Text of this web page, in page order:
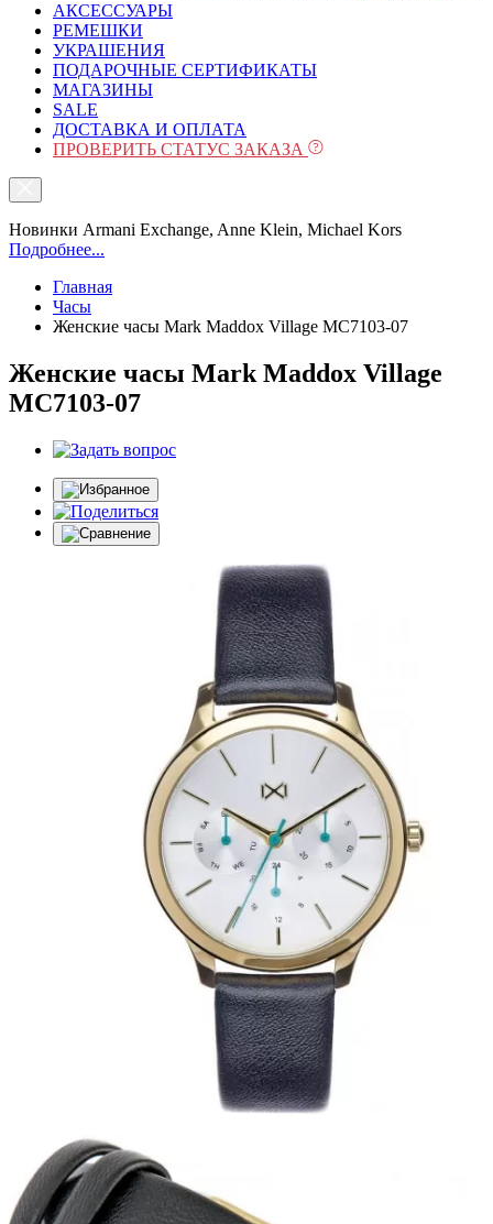
АКСЕССУАРЫ
РЕМЕШКИ
УКРАШЕНИЯ
ПОДАРОЧНЫЕ СЕРТИФИКАТЫ
МАГАЗИНЫ
SALE
ДОСТАВКА И ОПЛАТА
ПРОВЕРИТЬ СТАТУС ЗАКАЗА
Новинки Armani Exchange, Anne Klein, Michael Kors
Подробнее...
Главная
Часы
Женские часы Mark Maddox Village MC7103-07
Женские часы Mark Maddox Village
MC7103-07